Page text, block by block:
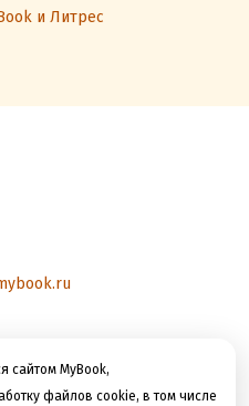
сайтом MyBook,
файлов cookie, в том числе
и Литрес